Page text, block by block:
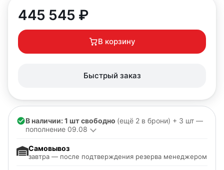
445 545 ₽
В корзину
Быстрый заказ
В наличии: 1 шт свободно (ещё 2 в брони) + 3 шт —
пополнение 09.08
Самовывоз
завтра — после подтверждения резерва менеджером